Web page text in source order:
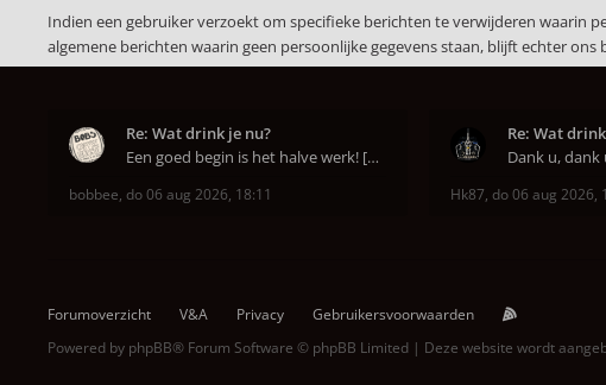
Indien een gebruiker verzoekt om specifieke berichten te verwijderen waarin
algemene berichten waarin geen persoonlijke gegevens staan, blijft echter
Re: Wat drink je nu?
Een goed begin is het halve werk! [emoji6]
bobbee, do 06 aug 2026, 18:11
Re: Wat
Hk87, do 06 aug 2026,
Forumoverzicht V&A Privacy Gebruikersvoorwaarden
Powered by phpBB® Forum Software © phpBB Limited | Deze website wordt